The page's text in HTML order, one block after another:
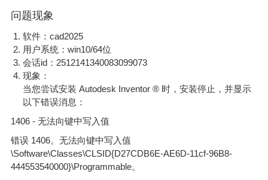
问题现象
软件：cad2025
用户系统：win10/64位
会话id：2512141340083099073
现象：
当您尝试安装 Autodesk Inventor ® 时，安装停止，并显示
以下错误消息：
1406 - 无法向键中写入值
错误 1406。无法向键中写入值
\Software\Classes\CLSID{D27CDB6E-AE6D-11cf-96B8-
444553540000}\Programmable。